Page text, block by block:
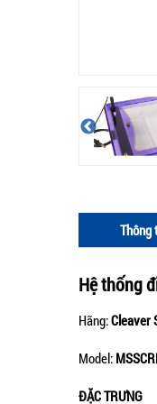
Thông
Hệ thống
Hãng:Cleaver
Model:
ĐẶC TRƯNG